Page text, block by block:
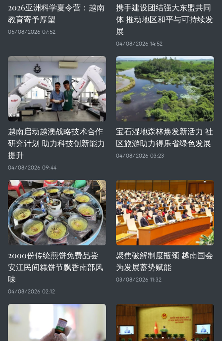
2026亚洲科学夏令营：越南
教育寄予厚望
05/08/2026 07:52
携手建设团结强大东盟共同
体 推动地区和平与可持续发
展
04/08/2026 14:52
越南启动越澳战略技术合作
研究计划 助力科技创新能力
提升
04/08/2026 09:44
宝石湿地森林焕发新活力 社
区旅游助力得乐省绿色发展
04/08/2026 03:23
2000份传统煎饼免费品尝
安江民间糕饼节飘香南部风
味
04/08/2026 02:12
聚焦破解制度瓶颈 越南国会
为发展蓄势赋能
03/08/2026 11:32